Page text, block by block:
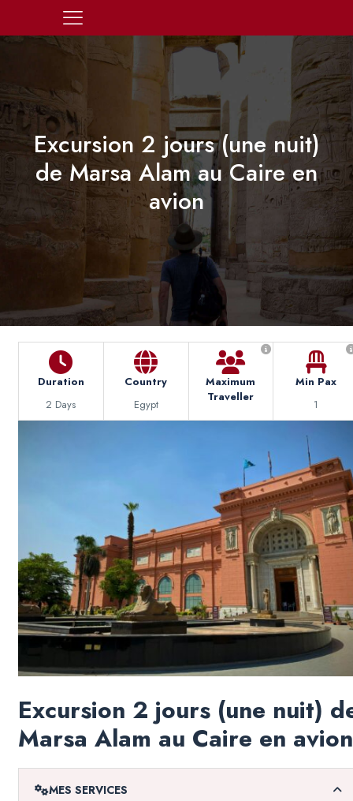
Excursion 2 jours (une nuit)
de Marsa Alam au Caire en
avion
Duration
2 Days
Country
Egypt
Maximum
Traveller
Min Pax
1
Excursion 2 jours (une nuit)
Marsa Alam au Caire en avion
MES SERVICES